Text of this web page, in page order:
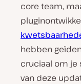
core team,
hebben
cruciaal om je
van deze